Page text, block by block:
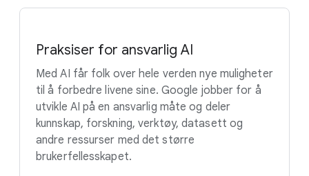
Praksiser for ansvarlig AI
Med AI får folk over hele verden nye muligheter
til å forbedre livene sine. Google jobber for å
utvikle AI på en ansvarlig måte og deler
kunnskap, forskning, verktøy, datasett og
andre ressurser med det større
brukerfellesskapet.